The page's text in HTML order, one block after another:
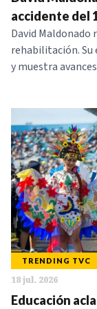
accidente del
David Maldonado
rehabilitación. Su
y muestra
TRENDING TVC
18 jul. 2026
Educación